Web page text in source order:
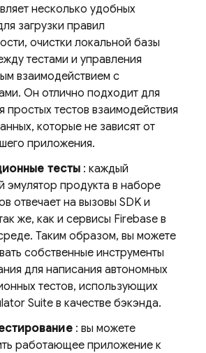
несколько удобных
загрузки правил
очистки локальной базы
тестами и управления
взаимодействием с
Он отлично подходит для
простых тестов взаимодействия
которые не зависят от
приложения.
тесты : каждый
эмулятор продукта в наборе
отвечает на вызовы SDK и
же, как и сервисы Firebase в
Таким образом, вы можете
собственные инструменты
для написания автономных
тестов, использующих
Suite в качестве бэкэнда.
: вы можете
работающее приложение к